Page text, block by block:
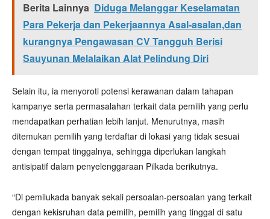
Berita Lainnya Diduga Melanggar Keselamatan
Para Pekerja dan Pekerjaannya Asal-asalan,dan
kurangnya Pengawasan CV Tangguh Berisi
Sauyunan Melalaikan Alat Pelindung Diri
Selain itu, ia menyoroti potensi kerawanan dalam tahapan
kampanye serta permasalahan terkait data pemilih yang perlu
mendapatkan perhatian lebih lanjut. Menurutnya, masih
ditemukan pemilih yang terdaftar di lokasi yang tidak sesuai
dengan tempat tinggalnya, sehingga diperlukan langkah
antisipatif dalam penyelenggaraan Pilkada berikutnya.
“Di pemilukada banyak sekali persoalan-persoalan yang terkait
dengan kekisruhan data pemilih, pemilih yang tinggal di satu